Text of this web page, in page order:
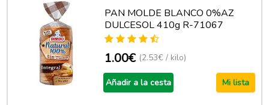
PAN MOLDE BLANCO 0%AZ
DULCESOL 410g R-71067
1.00€ (2.53€ / kilo)
Añadir a la cesta Mi lista